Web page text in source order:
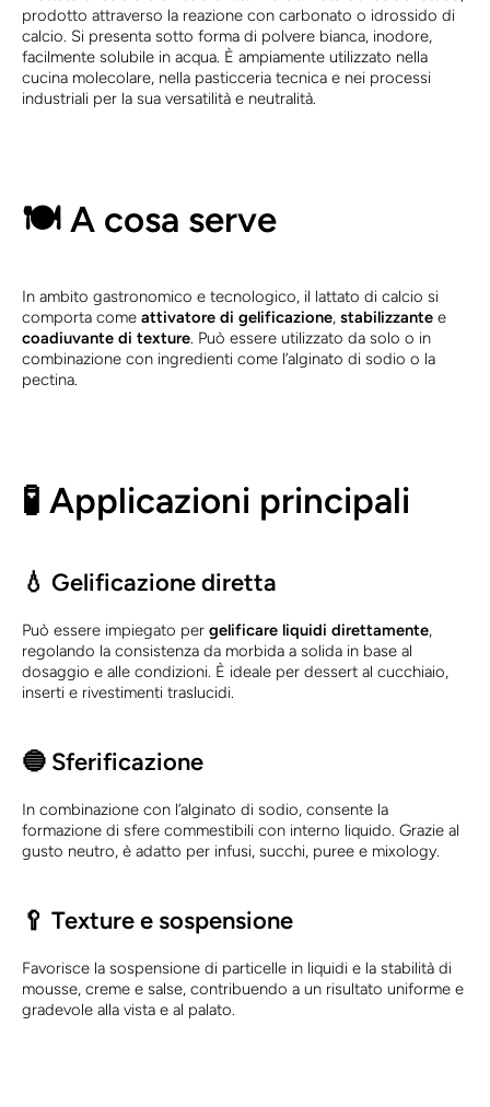
prodotto attraverso la reazione con carbonato o idrossido di
calcio. Si presenta sotto forma di polvere bianca, inodore,
facilmente solubile in acqua. È ampiamente utilizzato nella
cucina molecolare, nella pasticceria tecnica e nei processi
industriali per la sua versatilità e neutralità.
🍽️ A cosa serve
In ambito gastronomico e tecnologico, il lattato di calcio si
comporta come attivatore di gelificazione, stabilizzante e
coadiuvante di texture. Può essere utilizzato da solo o in
combinazione con ingredienti come l’alginato di sodio o la
pectina.
🧪 Applicazioni principali
💧 Gelificazione diretta
Può essere impiegato per gelificare liquidi direttamente,
regolando la consistenza da morbida a solida in base al
dosaggio e alle condizioni. È ideale per dessert al cucchiaio,
inserti e rivestimenti traslucidi.
🔵 Sferificazione
In combinazione con l’alginato di sodio, consente la
formazione di sfere commestibili con interno liquido. Grazie al
gusto neutro, è adatto per infusi, succhi, puree e mixology.
🥄 Texture e sospensione
Favorisce la sospensione di particelle in liquidi e la stabilità di
mousse, creme e salse, contribuendo a un risultato uniforme e
gradevole alla vista e al palato.